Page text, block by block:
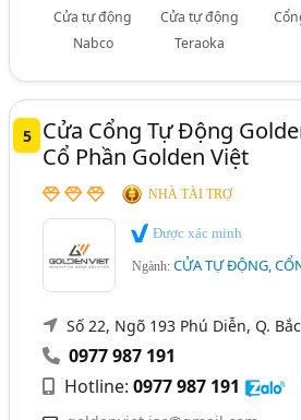
Cửa tự động
Nabco
Cửa tự động
Teraoka
5
Cửa Cổng Tự Động
Cổ Phần Golden Việt
NHÀ TÀI TRỢ
Được xác minh
Ngành:CỬA TỰ ĐỘNG,
Số 22, Ngõ 193 Phú Diễn, Q.
0977 987 191
Hotline:0977 987 191